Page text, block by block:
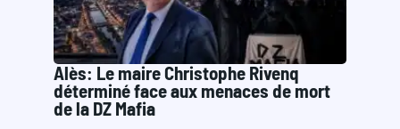
Alès: Le maire Christophe Rivenq
déterminé face aux menaces de mort
de la DZ Mafia